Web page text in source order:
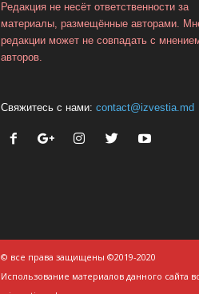
Редакция не несёт ответственности за
материалы, размещённые авторами.
редакции может не совпадать с
авторов.
Свяжитесь с нами: contact@izvestia.md
© все права защищены ©2019-2020
Использование материалов данного сайта